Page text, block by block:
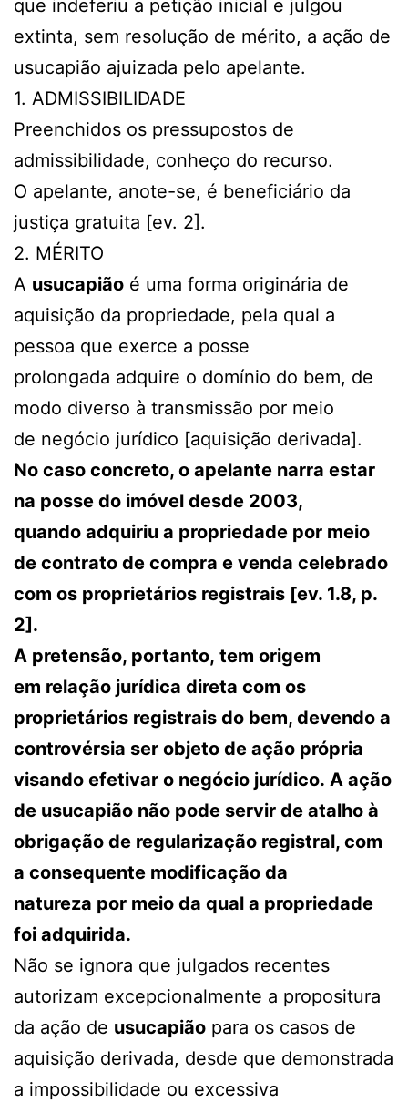
que indeferiu a petição inicial e julgou
extinta, sem resolução de mérito, a ação de
usucapião ajuizada pelo apelante.
1. ADMISSIBILIDADE
Preenchidos os pressupostos de
admissibilidade, conheço do recurso.
O apelante, anote-se, é beneficiário da
justiça gratuita [ev. 2].
2. MÉRITO
A usucapião é uma forma originária de
aquisição da propriedade, pela qual a
pessoa que exerce a posse
prolongada adquire o domínio do bem, de
modo diverso à transmissão por meio
de negócio jurídico [aquisição derivada].
No caso concreto, o apelante narra estar
na posse do imóvel desde 2003,
quando adquiriu a propriedade por meio
de contrato de compra e venda celebrado
com os proprietários registrais [ev. 1.8, p.
2].
A pretensão, portanto, tem origem
em relação jurídica direta com os
proprietários registrais do bem, devendo a
controvérsia ser objeto de ação própria
visando efetivar o negócio jurídico. A ação
de usucapião não pode servir de atalho à
obrigação de regularização registral, com
a consequente modificação da
natureza por meio da qual a propriedade
foi adquirida.
Não se ignora que julgados recentes
autorizam excepcionalmente a propositura
da ação de usucapião para os casos de
aquisição derivada, desde que demonstrada
a impossibilidade ou excessiva